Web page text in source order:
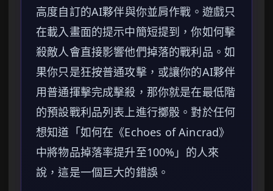
高度自訂的AI夥伴與你並肩作戰。遊戲只
在載入畫面的提示中簡短提到，你如何擊
殺敵人會直接影響他們掉落的戰利品。如
果你只是狂按普通攻擊，或讓你的AI夥伴
用普通揮擊完成擊殺，那你就是在最低階
的預設戰利品列表上進行擲骰。對於任何
想知道「如何在《Echoes of Aincrad》
中將物品掉落率提升至100%」的人來
說，這是一個巨大的錯誤。